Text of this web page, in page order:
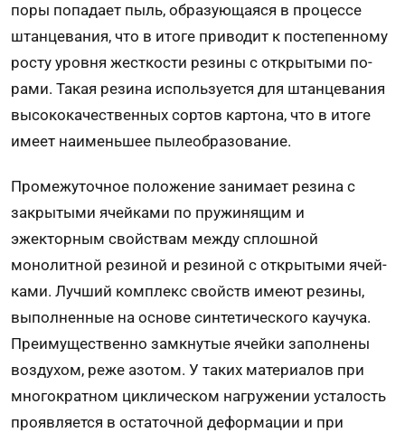
поры попадает пыль, образующаяся в процессе
штанцевания, что в итоге приводит к постепенному
росту уровня жесткости резины с открытыми по­
рами. Такая резина используется для штанцева­ния
высококачественных сортов картона, что в итоге
имеет наименьшее пылеобразование.
Промежуточное положение занимает резина с
закрытыми ячейками по пружинящим и
эжекторным свойствам между сплошной
монолитной резиной и резиной с открытыми ячей­
ками. Лучший комплекс свойств имеют резины,
выполненные на ос­нове синтетического каучука.
Преимущественно замкнутые ячейки заполнены
воздухом, реже азотом. У таких мате­риалов при
многократном циклическом нагружении усталость
проявля­ется в остаточной деформации и при